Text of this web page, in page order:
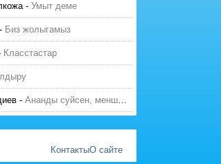
- Умыт деме
- Биз жолыгамыз
Класстастар
- Ананды суйсен, менше суй
КонтактыО сайте